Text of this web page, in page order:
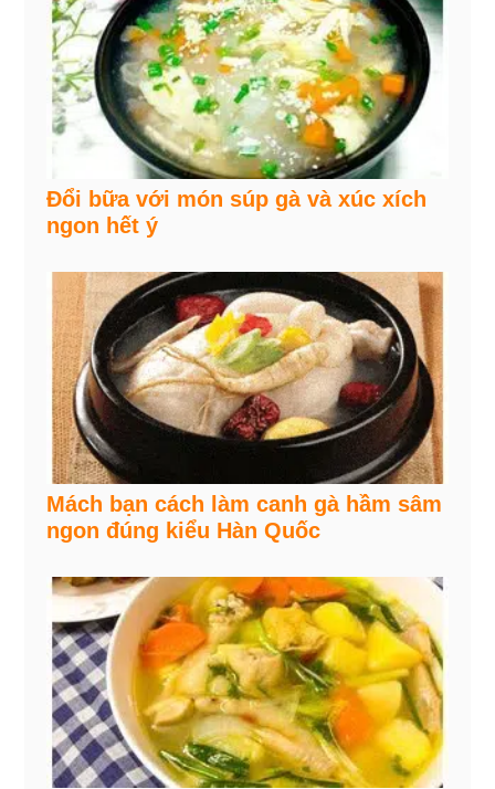
Đổi bữa với món súp gà và xúc xích
ngon hết ý
Mách bạn cách làm canh gà hầm sâm
ngon đúng kiểu Hàn Quốc